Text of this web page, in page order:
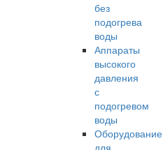
без
подогрева
воды
Аппараты
высокого
давления
с
подогревом
воды
Оборудование